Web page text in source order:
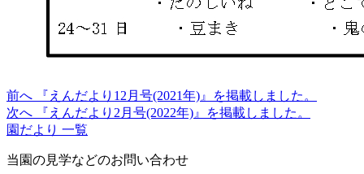
前へ 『えんだより12月号(2021年)』を掲載しました。
次へ 『えんだより2月号(2022年)』を掲載しました。
園だより 一覧
当園の見学などのお問い合わせ